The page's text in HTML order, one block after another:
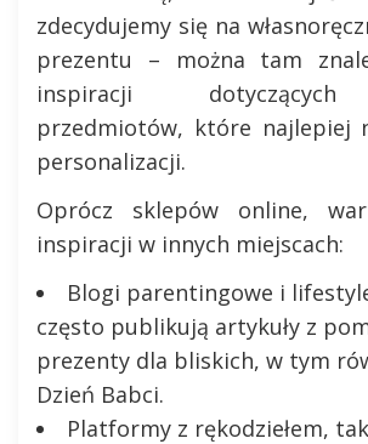
zdecydujemy się na
prezentu – można tam
inspiracji
przedmiotów, które najlepiej
personalizacji.
Oprócz sklepów online,
inspiracji w innych miejscach:
Blogi parentingowe i
często publikują artykuły z
prezenty dla bliskich, w tym
Dzień Babci.
Platformy z rękodziełem,